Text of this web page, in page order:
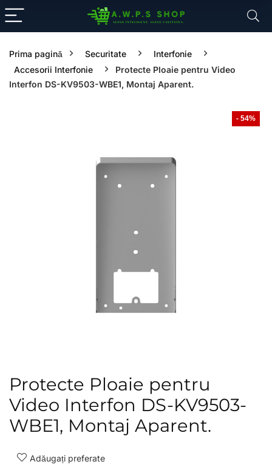
Prima pagină Securitate
Interfonie
Accesorii Interfonie
Protecte Ploaie pentru Video
Interfon DS-KV9503-WBE1, Montaj Aparent.
- 54%
Protecte Ploaie pentru
Video Interfon DS-KV9503-
WBE1, Montaj Aparent.
Adăugați preferate